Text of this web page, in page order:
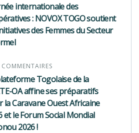
internationale des
: NOVOX TOGO soutient
des Femmes du Secteur
Togolaise de la
OA affine ses préparatifs
la Caravane Ouest Africaine
et le Forum Social Mondial
2026 !